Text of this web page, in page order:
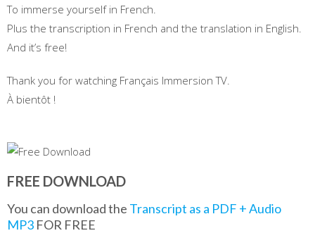
To immerse yourself in French.
Plus the transcription in French and the translation in English.
And it’s free!
Thank you for watching Français Immersion TV.
À bientôt !
FREE DOWNLOAD
You can download the Transcript as a PDF + Audio
MP3 FOR FREE